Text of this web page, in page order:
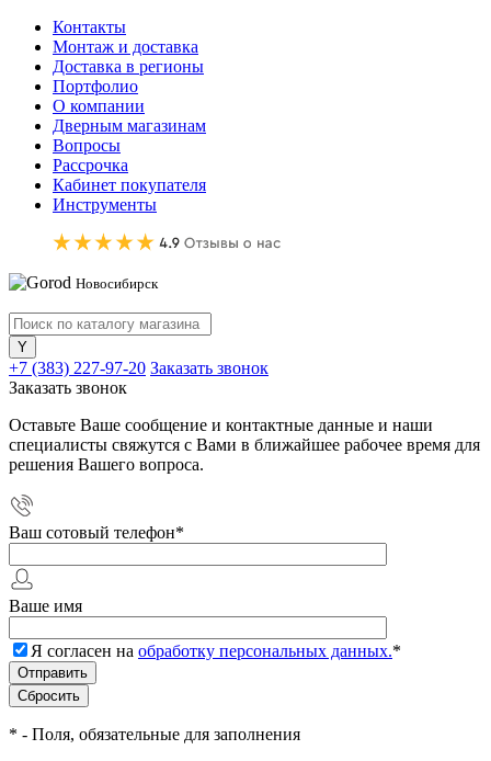
Контакты
Монтаж и доставка
Доставка в регионы
Портфолио
О компании
Дверным магазинам
Вопросы
Рассрочка
Кабинет покупателя
Инструменты
Новосибирск
+7 (383) 227-97-20 Заказать звонок
Заказать звонок
Оставьте Ваше сообщение и контактные данные и наши
специалисты свяжутся с Вами в ближайшее рабочее время для
решения Вашего вопроса.
Ваш сотовый телефон*
Ваше имя
Я согласен на обработку персональных данных.*
* - Поля, обязательные для заполнения